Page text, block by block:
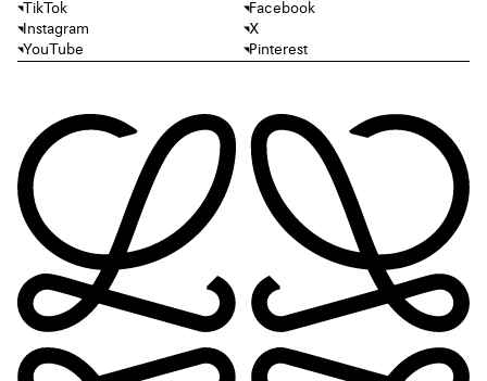
TikTok
Facebook
Instagram
X
YouTube
Pinterest